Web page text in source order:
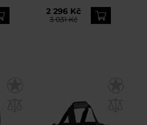
2 296 Kč
3 031 Kč